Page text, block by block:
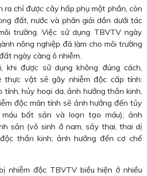
ra chỉ được cây hấp phụ một phần, còn
đất, nước và phân giải dần dưới tác
trường. Việc sử dụng TBVTV ngày
nông nghiệp đã làm cho môi trường
ngày càng ô nhiễm.
khi được sử dụng không đúng cách,
thực vật sẽ gây nhiễm độc cấp tính:
tính, hủy hoại da, ảnh hưởng thần kinh,
độc mãn tính sẽ ảnh hưởng đến tủy
máu bất sản và loạn tạo máu); ảnh
sản (vô sinh ở nam, sảy thai, thai dị
thần kinh; ảnh hưởng đến cơ chế
nhiễm độc TBVTV biểu hiện ở nhiều